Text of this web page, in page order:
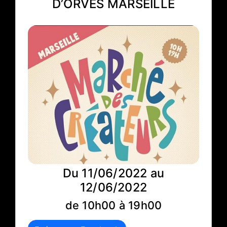
D’ORVES MARSEILLE
Du 11/06/2022 au
12/06/2022
de 10h00 à 19h00